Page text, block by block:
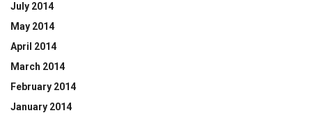
July 2014
May 2014
April 2014
March 2014
February 2014
January 2014